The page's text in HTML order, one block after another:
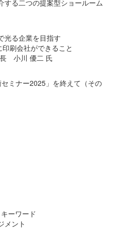
する二つの提案型ショールーム
光る企業を目指す
刷会社ができること
小川 優二 氏
ミナー2025」を終えて（その
ーワード
メント